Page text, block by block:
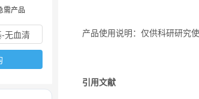
需产品
产品使用说明：仅供科研研究使
引用文献